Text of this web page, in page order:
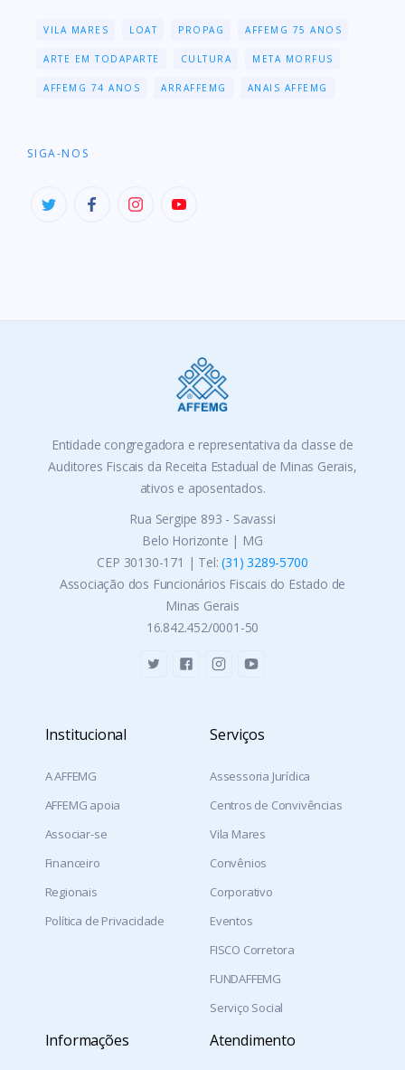
VILA MARES LOAT PROPAG AFFEMG 75 ANOS
ARTE EM TODAPARTE CULTURA META MORFUS
AFFEMG 74 ANOS ARRAFFEMG ANAIS AFFEMG
SIGA-NOS
Entidade congregadora e representativa da classe de
Auditores Fiscais da Receita Estadual de Minas Gerais,
ativos e aposentados.
Rua Sergipe 893 - Savassi
Belo Horizonte | MG
CEP 30130-171 | Tel:(31) 3289-5700
Associação dos Funcionários Fiscais do Estado de
Minas Gerais
16.842.452/0001-50
Institucional
A AFFEMG
AFFEMG apoia
Associar-se
Financeiro
Regionais
Política de Privacidade
Serviços
Assessoria Jurídica
Centros de Convivências
Vila Mares
Convênios
Corporativo
Eventos
FISCO Corretora
FUNDAFFEMG
Serviço Social
Informações Atendimento